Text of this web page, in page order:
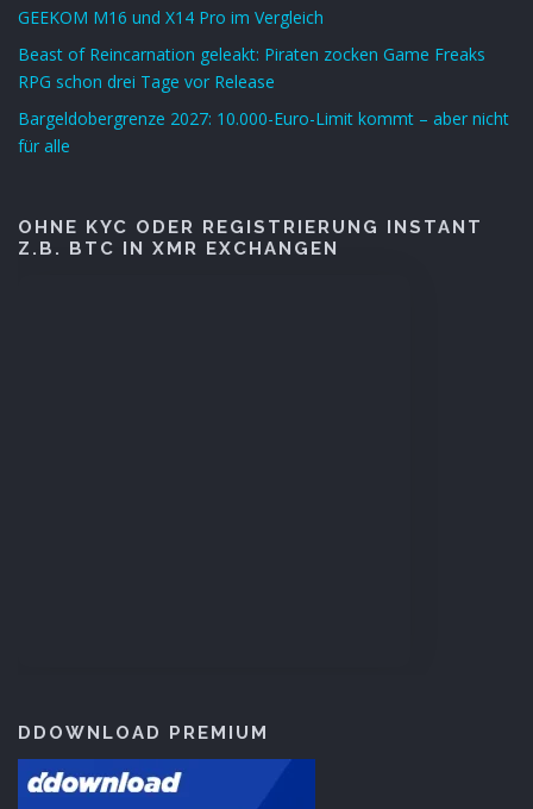
GEEKOM M16 und X14 Pro im Vergleich
Beast of Reincarnation geleakt: Piraten zocken Game Freaks
RPG schon drei Tage vor Release
Bargeldobergrenze 2027: 10.000-Euro-Limit kommt – aber nicht
für alle
OHNE KYC ODER REGISTRIERUNG INSTANT
Z.B. BTC IN XMR EXCHANGEN
DDOWNLOAD PREMIUM